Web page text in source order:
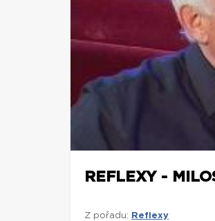
REFLEXY -
Z pořadu: Reflexy